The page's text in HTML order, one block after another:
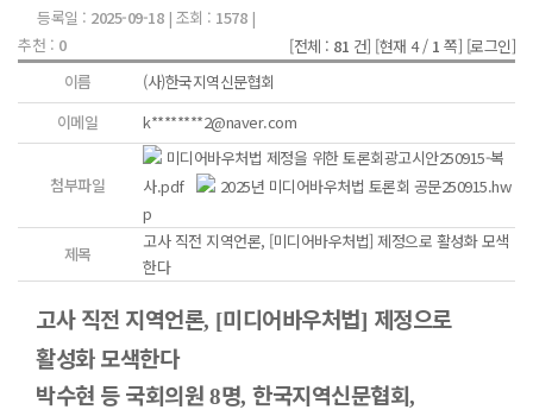
등록일 : 2025-09-18| 조회 : 1578|
추천 : 0 [전체 : 81 건] [현재 4 / 1 쪽] [로그인]
이름
(사)한국지역신문협회
이메일
k********2@naver.com
첨부파일
미디어바우처법 제정을 위한 토론회광고시안250915-복
사.pdf
2025년 미디어바우처법 토론회 공문250915.hw
p
제목
고사 직전 지역언론, [미디어바우처법] 제정으로 활성화 모색
한다
고사 직전 지역언론, [미디어바우처법] 제정으로
활성화 모색한다
박수현 등 국회의원 8명, 한국지역신문협회,